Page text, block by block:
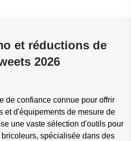
et réductions de
2026
de confiance connue pour offrir
et d'équipements de mesure de
une vaste sélection d'outils pour
spécialisée dans des